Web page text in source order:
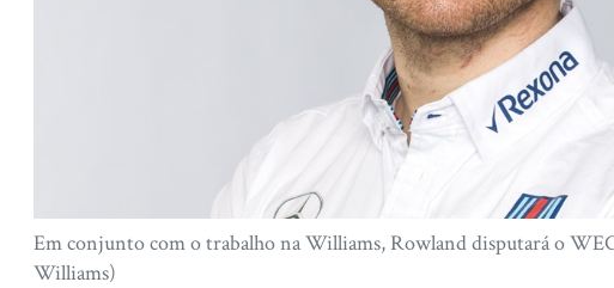
Em conjunto com o trabalho na Williams, Rowland disputará o
Williams)